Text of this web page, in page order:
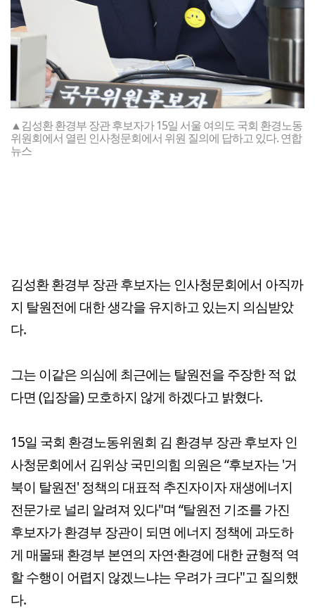
▲김성환 환경부 장관 후보자가 15일 서울 여의도 국회 환경노동
위원회에서 열린 인사청문회에서 위원 질의에 답하고 있다. 연합
뉴스
김성환 환경부 장관 후보자는 인사청문회에서 아직까
지 탈원전에 대한 생각을 유지하고 있는지 의심받았
다.
그는 이같은 의심에 최근에는 탈원전을 주장한 적 없
다면 (입장을) 모호하지 않게 하겠다고 밝혔다.
15일 국회 환경노동위원회 김 환경부 장관 후보자 인
사청문회에서 김위상 국민의힘 의원은 “후보자는 '거
북이 탈원전' 정책의 대표적 추진자이자 재생에너지
전문가로 널리 알려져 있다"며 “탈원전 기조를 가진
후보자가 환경부 장관이 되면 에너지 정책에 과도하
게 매몰돼 환경부 본연의 자연·환경에 대한 균형적 역
할 수행이 어렵지 않겠느냐는 우려가 크다"고 질의했
다.